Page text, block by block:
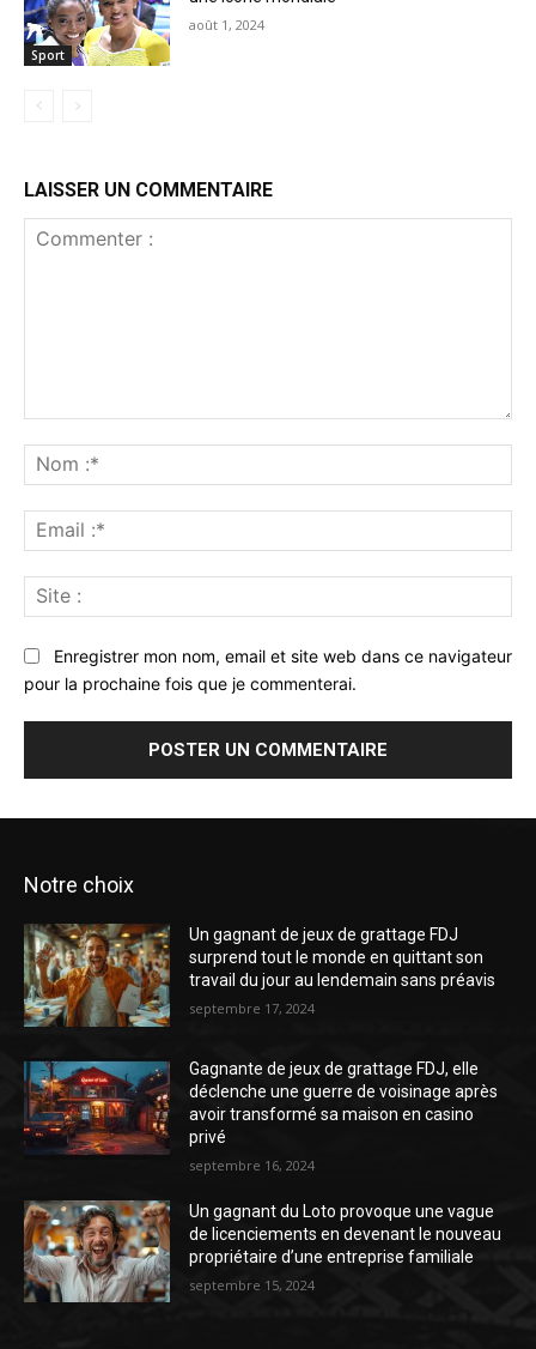
Sport
août 1, 2024
LAISSER UN COMMENTAIRE
:*
:*
:
Enregistrer mon nom, email et site web dans ce navigateur
pour la prochaine fois que je commenterai.
Notre choix
Un gagnant de jeux de grattage FDJ
surprend tout le monde en quittant son
travail du jour au lendemain sans préavis
septembre 17, 2024
Gagnante de jeux de grattage FDJ, elle
déclenche une guerre de voisinage après
avoir transformé sa maison en casino
privé
septembre 16, 2024
Un gagnant du Loto provoque une vague
de licenciements en devenant le nouveau
propriétaire d’une entreprise familiale
septembre 15, 2024